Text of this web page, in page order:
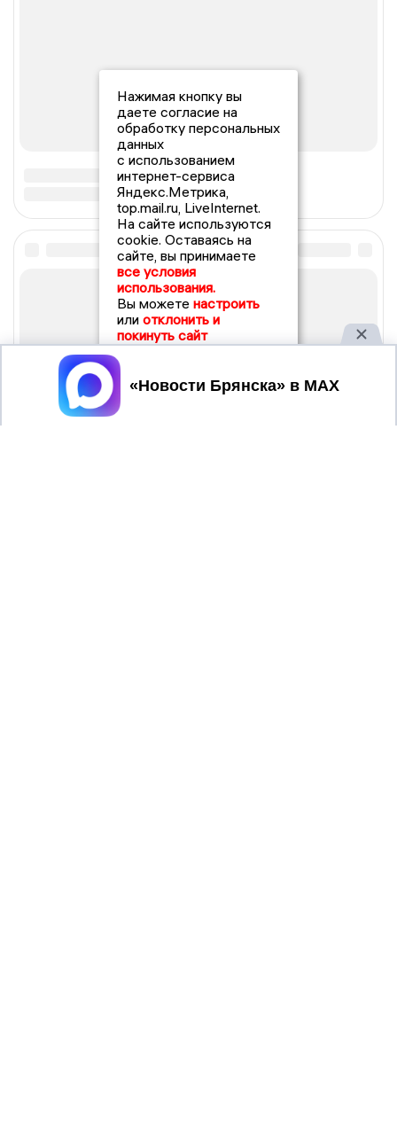
Нажимая кнопку вы
даете согласие на
обработку персональных
данных
с использованием
интернет-сервиса
Яндекс.Метрика,
top.mail.ru, LiveInternet.
На сайте используются
cookie. Оставаясь на
сайте, вы принимаете
все условия
использования.
Вы можете настроить
или отклонить и
покинуть сайт
Принять